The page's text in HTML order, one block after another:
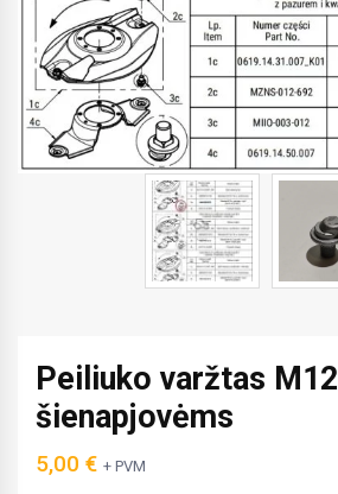
Peiliuko varžtas M12
šienapjovėms
5,00 € + PVM